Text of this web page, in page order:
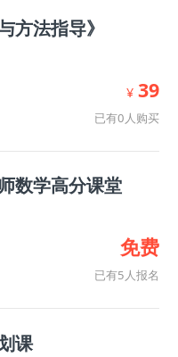
方法指导》
¥ 39
已有0人购买
数学高分课堂
免费
已有5人报名
课